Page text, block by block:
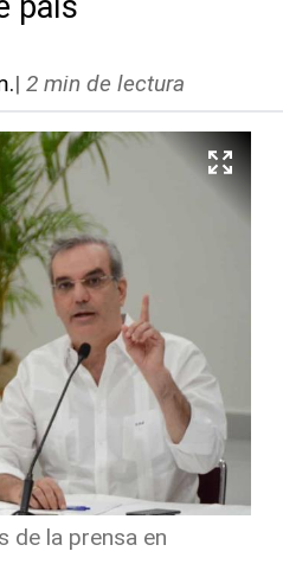
| 2 min de lectura
de la prensa en